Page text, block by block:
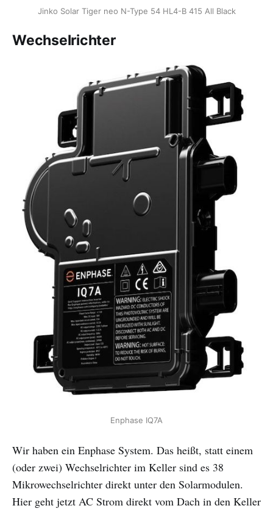
Jinko Solar Tiger neo N-Type 54 HL4-B 415 All Black
Wechselrichter
Enphase IQ7A
Wir haben ein Enphase System. Das heißt, statt einem
(oder zwei) Wechselrichter im Keller sind es 38
Mikrowechselrichter direkt unter den Solarmodulen.
Hier geht jetzt AC Strom direkt vom Dach in den Keller